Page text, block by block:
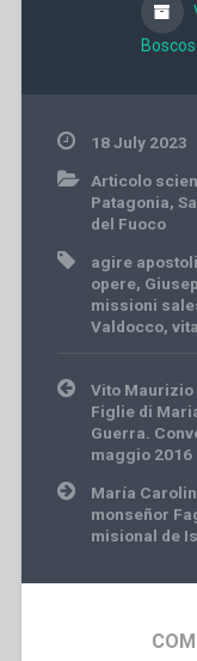
18 July 2023
Articolo
Patagonia,
del Fuoco
agire
opere,
missioni
Valdocco,
Post
navigation
Vito
Figlie di
Guerra.
maggio 2016
María
monseñor
misional de